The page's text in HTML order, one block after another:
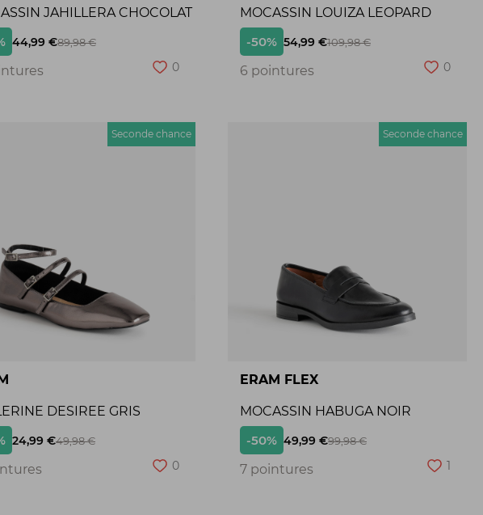
JAHILLERA CHOCOLAT
44,99 €89,98 €
0
MOCASSIN LOUIZA LEOPARD
-50% 54,99 €109,98 €
6 pointures 0
Seconde chance
DESIREE GRIS
24,99 €49,98 €
0
Seconde chance
ERAM FLEX
MOCASSIN HABUGA NOIR
-50% 49,99 €99,98 €
7 pointures 1